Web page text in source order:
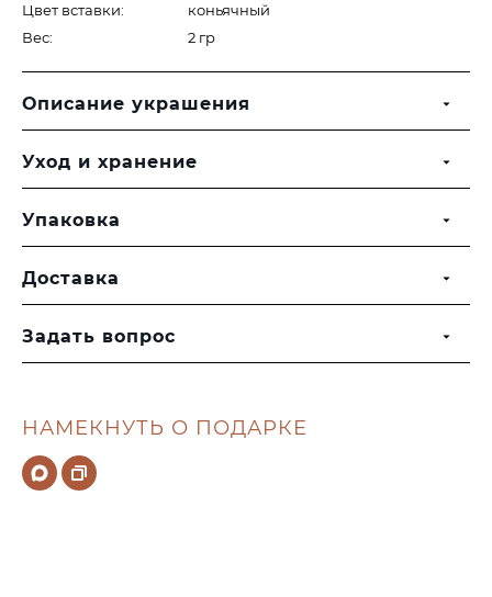
НАМЕКНУТЬ О ПОДАРКЕ
Цвет вставки:
коньячный
Вес:
2 гр
Описание украшения
Уход и хранение
Упаковка
Доставка
Задать вопрос